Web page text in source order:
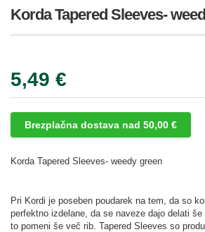
Korda Tapered Sleeves-
5,49 €
Brezplačna dostava nad 50,00 €
Korda Tapered Sleeves- weedy green
Pri Kordi je poseben poudarek na tem, da so
perfektno izdelane, da se naveze dajo delati
to pomeni še več rib. Tapered Sleeves so